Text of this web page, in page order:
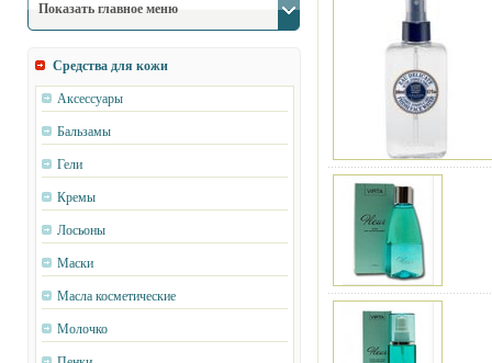
Показать главное меню
Средства для кожи
Аксессуары
Бальзамы
Гели
Кремы
Лосьоны
Маски
Масла косметические
Молочко